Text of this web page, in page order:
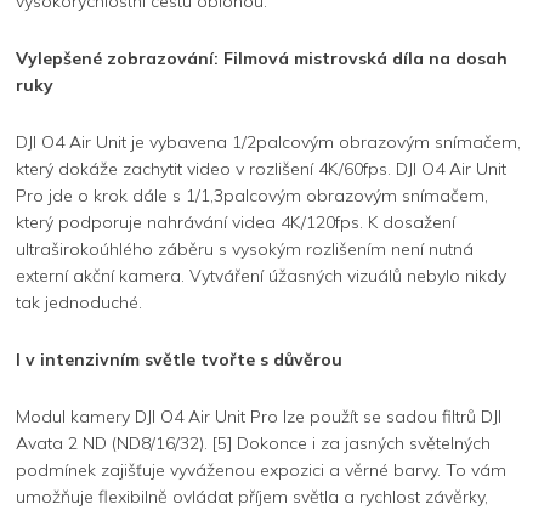
Vylepšené zobrazování: Filmová mistrovská díla na dosah
ruky
DJI O4 Air Unit je vybavena 1/2palcovým obrazovým snímačem,
který dokáže zachytit video v rozlišení 4K/60fps. DJI O4 Air Unit
Pro jde o krok dále s 1/1,3palcovým obrazovým snímačem,
který podporuje nahrávání videa 4K/120fps. K dosažení
ultraširokoúhlého záběru s vysokým rozlišením není nutná
externí akční kamera. Vytváření úžasných vizuálů nebylo nikdy
tak jednoduché.
I v intenzivním světle tvořte s důvěrou
Modul kamery DJI O4 Air Unit Pro lze použít se sadou filtrů DJI
Avata 2 ND (ND8/16/32). [5] Dokonce i za jasných světelných
podmínek zajišťuje vyváženou expozici a věrné barvy. To vám
umožňuje flexibilně ovládat příjem světla a rychlost závěrky,